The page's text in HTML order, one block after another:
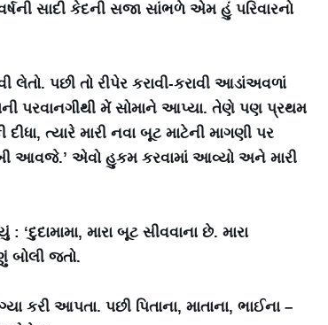
સાદી કેદની સજા સાંભળે એમ હું પરિવારનો
લેતો. પછી તો રીપેર કરાવી-કરાવી આડાંઅવળાં
પરવાનગીથી મેં સોમાને આપ્યા. તેણે પણ પ્રથમ
ત્યારે મારી નવા બૂટ માટેની માગણી પર
આવજે.’ એવો હુકમ કરવામાં આવ્યો અને મારી
મારા બૂટ સીવવાના છે. મારા
બોલી જતો.
કરી આપતા. પછી પિતાના, માતાના, ભાઈના –